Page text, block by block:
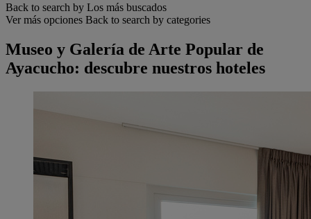
Back to search by Los más buscados
Ver más opciones Back to search by categories
Museo y Galería de Arte Popular de
Ayacucho: descubre nuestros hoteles